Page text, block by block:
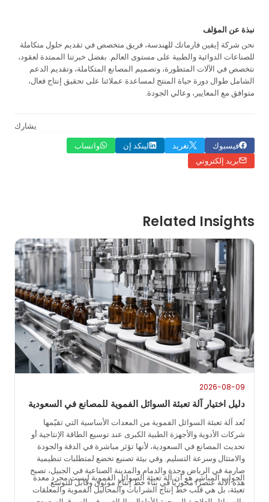
نبذة عن المؤلف
نحن شركة إيفين فارماتك للهندسة، فريق متخصص في تقديم حلول متكاملة
للصناعات الدوائية والطبية على مستوى العالم. بفضل خبرتنا الممتدة لعقود،
نتخصص في الآلات المتطورة، وتصميم المصانع المتكاملة، وتقديم الدعم
الشامل طوال دورة حياة المنتج لمساعدة عملائنا على تحقيق إنتاج فعال،
متوافق مع المعايير، وعالي الجودة.
يشارك
فيسبوك
تغريد لينكد إن
واتساب
بريد إلكتروني
Related Insights
2026-08-09
دليل اختيار آلة تعبئة السوائل الفموية للمصانع في السعودية
تُعد آلة تعبئة السوائل الفموية من المعدات الأساسية التي تقيّمها
شركات الأدوية والأجهزة الطبية الكبرى عند توسيع الطاقة الإنتاجية أو
تحديث المصانع في السعودية، لأنها تؤثر مباشرة في الدقة والجودة
والامتثال وسرعة التسليم. وفي بيئة تصنيع تخضع لمتطلبات تنظيمية
صارمة في الرياض وجدة والدمام والمدينة الصناعية في الجبيل، تصبح
هذه الآلة عنصرًا محوريًا في بناء خط إنتاج موثوق وقابل للتوسع.
الجواب المباشر هو أن آلة تعبئة السوائل الفموية ليست مجرد معدة
تعبئة، بل هي قلب خط إنتاج الشرابات والمحاليل الفموية والمعلقات